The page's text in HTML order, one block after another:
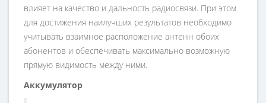
влияет на качество и дальность радиосвязи. При этом
для достижения наилучших результатов необходимо
учитывать взаимное расположение антенн обоих
абонентов и обеспечивать максимально возможную
прямую видимость между ними.
Аккумулятор